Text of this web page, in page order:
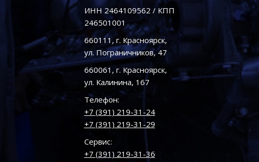
ИНН 2464109562 / КПП
246501001
660111, г. Красноярск,
ул. Пограничников, 47
660061, г. Красноярск,
ул. Калинина, 167
Телефон:
+7 (391) 219-31-24
+7 (391) 219-31-29
Сервис:
+7 (391) 219-31-36